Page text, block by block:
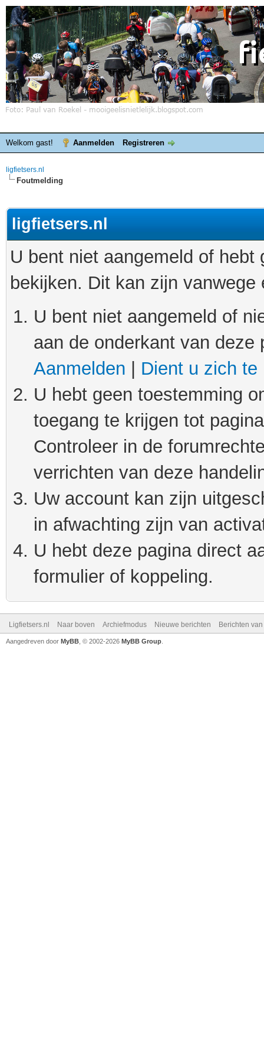
Welkom gast! Aanmelden Registreren
ligfietsers.nl
Foutmelding
ligfietsers.nl
U bent niet aangemeld of
bekijken. Dit kan zijn
U bent niet aangemeld of
aan de onderkant van
Aanmelden
Dient u zich te
U hebt geen toestemming
toegang te krijgen tot
Controleer in de
verrichten van deze
Uw account kan zijn
in afwachting zijn van
U hebt deze pagina direct
formulier of koppeling.
Ligfietsers.nl Naar boven Archiefmodus Nieuwe berichten Berichten
Aangedreven door MyBB , © 2002-2026 MyBB Group